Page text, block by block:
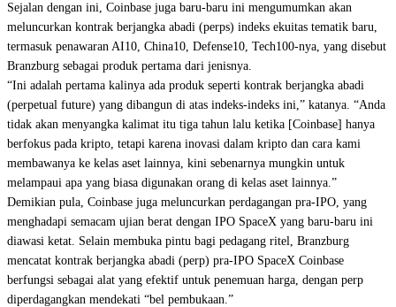
Sejalan dengan ini, Coinbase juga baru-baru ini mengumumkan akan
meluncurkan kontrak berjangka abadi (perps) indeks ekuitas tematik baru,
termasuk penawaran AI10, China10, Defense10, Tech100-nya, yang disebut
Branzburg sebagai produk pertama dari jenisnya.
“Ini adalah pertama kalinya ada produk seperti kontrak berjangka abadi
(perpetual future) yang dibangun di atas indeks-indeks ini,” katanya. “Anda
tidak akan menyangka kalimat itu tiga tahun lalu ketika [Coinbase] hanya
berfokus pada kripto, tetapi karena inovasi dalam kripto dan cara kami
membawanya ke kelas aset lainnya, kini sebenarnya mungkin untuk
melampaui apa yang biasa digunakan orang di kelas aset lainnya.”
Demikian pula, Coinbase juga meluncurkan perdagangan pra-IPO, yang
menghadapi semacam ujian berat dengan IPO SpaceX yang baru-baru ini
diawasi ketat. Selain membuka pintu bagi pedagang ritel, Branzburg
mencatat kontrak berjangka abadi (perp) pra-IPO SpaceX Coinbase
berfungsi sebagai alat yang efektif untuk penemuan harga, dengan perp
diperdagangkan mendekati “bel pembukaan.”